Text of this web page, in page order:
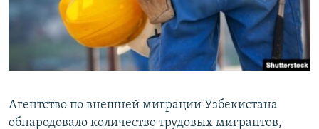
Агентство по внешней миграции Узбекистана
обнародовало количество трудовых мигрантов,